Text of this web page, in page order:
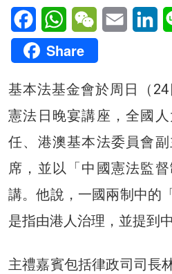
FacebookWhatsAppWeChatEmail
Share
基本法基金會於周日（
憲法日晚宴講座，全國
任、港澳基本法委員會
席，並以「中國憲法監
講。他說，一國兩制中的
是指由港人治理，並提到
主禮嘉賓包括律政司司長